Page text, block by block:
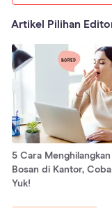
Artikel Pilihan
5 Cara Menghilangkan
Bosan di Kantor,
Yuk!